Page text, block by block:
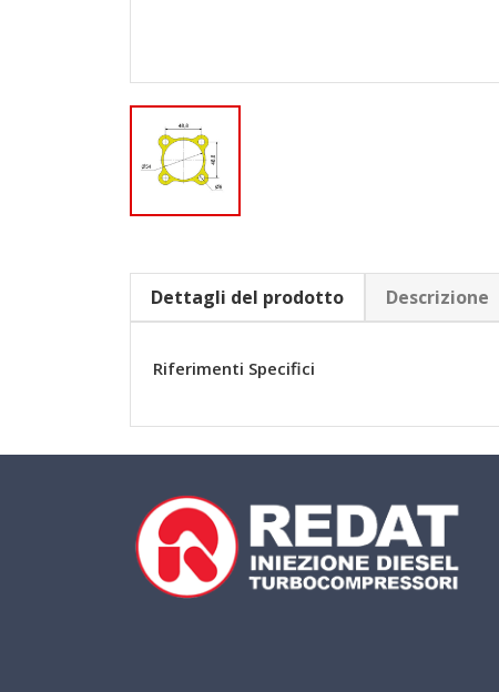
Dettagli del prodotto Descrizione
Riferimenti Specifici